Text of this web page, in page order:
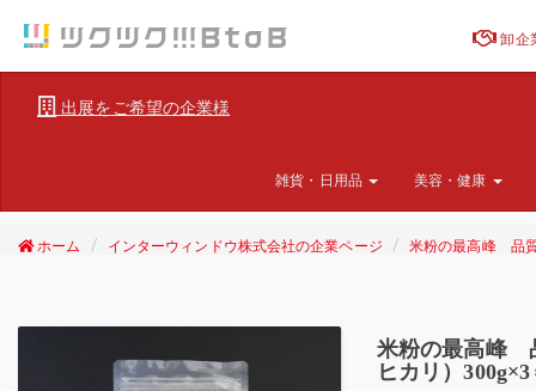
卸企
出展をご希望の企業様
雑貨・日用品 美容・健康
ホーム インターウィンドウ株式会社の企業ページ 米粉の最高峰 品質
米粉の最高峰
ヒカリ）